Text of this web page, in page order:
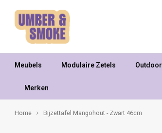
Meubels Modulaire Zetels Outdoor
Merken
Home Bijzettafel Mangohout - Zwart 46cm